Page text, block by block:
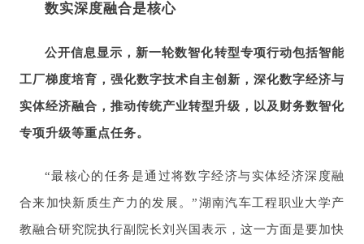
数实深度融合是核心
公开信息显示，新一轮数智化转型专项行动包括智能
工厂梯度培育，强化数字技术自主创新，深化数字经济与
实体经济融合，推动传统产业转型升级，以及财务数智化
专项升级等重点任务。
“最核心的任务是通过将数字经济与实体经济深度融
合来加快新质生产力的发展。”湖南汽车工程职业大学产
教融合研究院执行副院长刘兴国表示，这一方面是要加快